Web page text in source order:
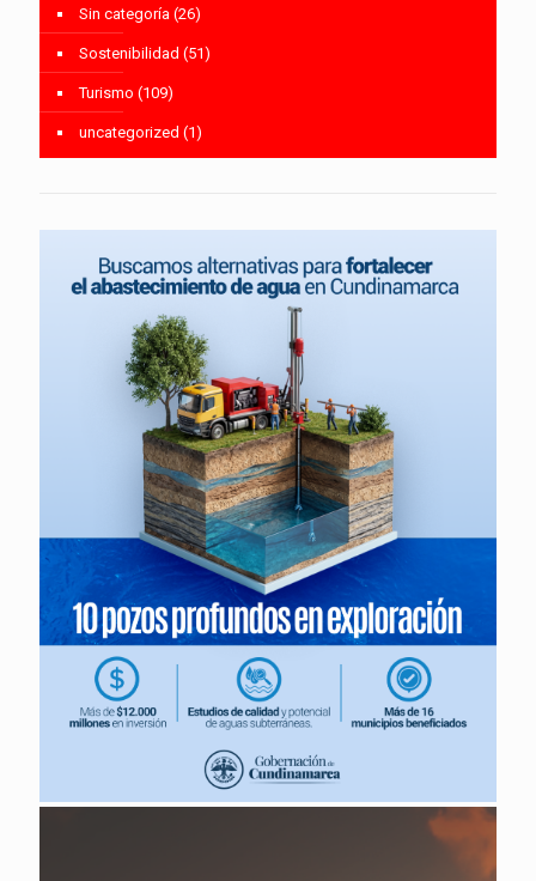
Sin categoría (26)
Sostenibilidad (51)
Turismo (109)
uncategorized (1)